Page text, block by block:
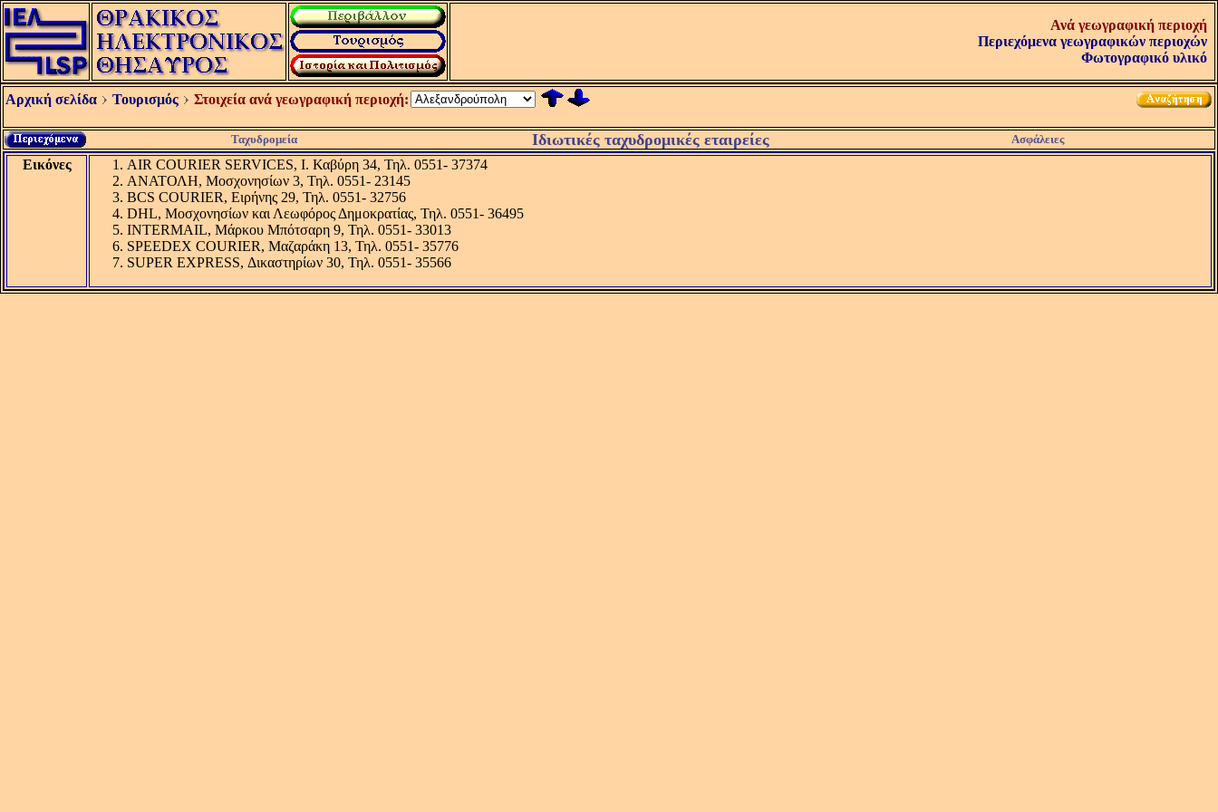
Ανά γεωγραφική περιοχή
Περιεχόμενα γεωγραφικών περιοχών
Φωτογραφικό υλικό
Αρχική σελίδα Τουρισμός Στοιχεία ανά γεωγραφική περιοχή:
Ταχυδρομεία Ιδιωτικές ταχυδρομικές εταιρείες Ασφάλειες
Εικόνες
AIR COURIER SERVICES, Ι. Καβύρη 34, Τηλ. 0551- 37374
ΑΝΑΤΟΛΗ, Μοσχονησίων 3, Τηλ. 0551- 23145
BCS COURIER, Ειρήνης 29, Τηλ. 0551- 32756
DHL, Μοσχονησίων και Λεωφόρος Δημοκρατίας, Τηλ. 0551- 36495
INTERMAIL, Μάρκου Μπότσαρη 9, Τηλ. 0551- 33013
SPEEDEX COURIER, Μαζαράκη 13, Τηλ. 0551- 35776
SUPER EXPRESS, Δικαστηρίων 30, Τηλ. 0551- 35566